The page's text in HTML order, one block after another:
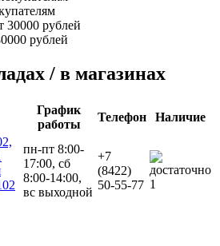
рублей
/ в магазинах
График
работы
Телефон
Наличие
пн-пт 8:00-
17:00, сб
8:00-14:00,
вс выходной
+7
(8422)
50-55-77 1